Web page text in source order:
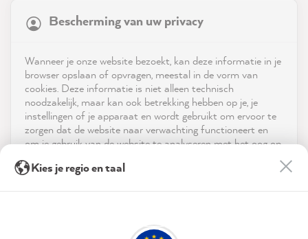
Service
Neem contact op met
Bescherming van uw privacy
Wanneer je onze website bezoekt, kan deze informatie in je
browser opslaan of opvragen, meestal in de vorm van
cookies. Deze informatie is niet alleen technisch
noodzakelijk, maar kan ook betrekking hebben op je, je
instellingen of je apparaat en wordt gebruikt om ervoor te
zorgen dat de website naar verwachting functioneert en
om je gebruik van de website te analyseren met het oog op
advertenties aan te bieden via de diensten die in de
akkoord (op elk moment herroepbaar) met deze
reviews-io
Verified Customer
MissPompadour Beige mit Sand - Der Alles
Kies je regio en taal